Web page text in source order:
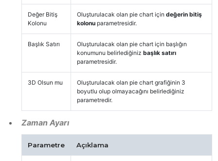
Değer Bitiş
Kolonu
Oluşturulacak olan pie chart için değerin bitiş
kolonu parametresidir.
Başlık Satırı
Oluşturulacak olan pie chart için başlığın
konumunu belirlediğiniz başlık satırı
parametresidir.
3D Olsun mu
Oluşturulacak olan pie chart grafiğinin 3
boyutlu olup olmayacağını belirlediğiniz
parametredir.
Zaman Ayarı
Parametre Açıklama